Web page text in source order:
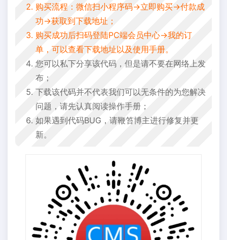
购买流程：微信扫小程序码->立即购买->付款成
功->获取到下载地址；
购买成功后扫码登陆PC端会员中心->我的订
单，可以查看下载地址以及使用手册。
您可以私下分享该代码，但是请不要在网络上发
布；
下载该代码并不代表我们可以无条件的为您解决
问题，请先认真阅读操作手册；
如果遇到代码BUG，请鞭笞博主进行修复并更
新。